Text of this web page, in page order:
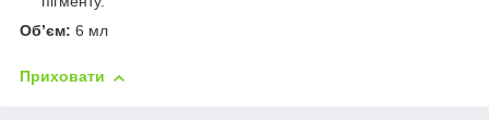
Об’єм: 6 мл
Приховати